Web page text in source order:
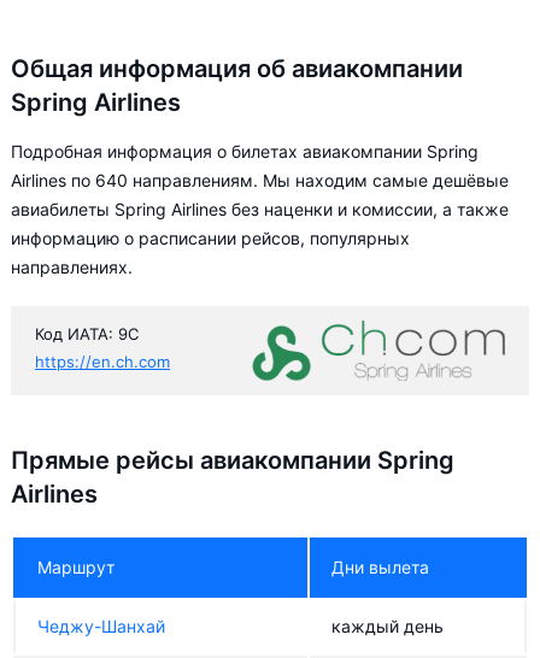
Общая информация об авиакомпании
Spring Airlines
Подробная информация о билетах авиакомпании Spring
Airlines по 640 направлениям. Мы находим самые дешёвые
авиабилеты Spring Airlines без наценки и комиссии, а также
информацию о расписании рейсов, популярных
направлениях.
Код ИАТА: 9C
https://en.ch.com
Прямые рейсы авиакомпании Spring
Airlines
Маршрут Дни вылета
Чеджу-Шанхай каждый день